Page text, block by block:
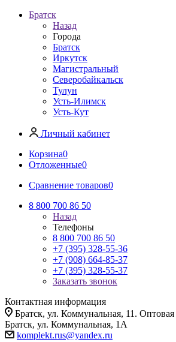
Братск
Назад
Города
Братск
Иркутск
Магистральный
Северобайкальск
Тулун
Усть-Илимск
Усть-Кут
Личный кабинет
Корзина0
Отложенные0
Сравнение товаров0
8 800 700 86 50
Назад
Телефоны
8 800 700 86 50
+7 (395) 328-55-36
+7 (908) 664-85-37
+7 (395) 328-55-37
Заказать звонок
Контактная информация
Братск, ул. Коммунальная, 11. Оптовая
Братск, ул. Коммунальная, 1А
komplekt.rus@yandex.ru